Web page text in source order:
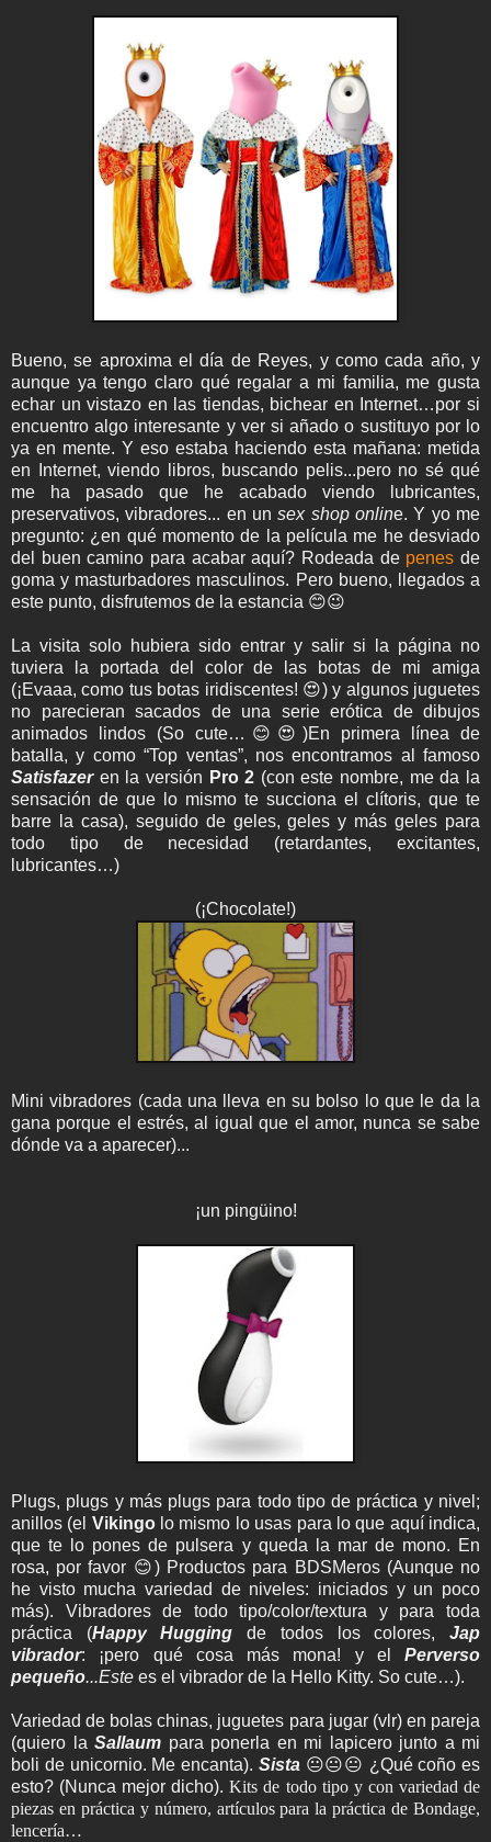
Bueno, se aproxima el día de Reyes, y como cada año, y
aunque ya tengo claro qué regalar a mi familia, me gusta
echar un vistazo en las tiendas, bichear en Internet…por si
encuentro algo interesante y ver si añado o sustituyo por lo
ya en mente. Y eso estaba haciendo esta mañana: metida
en Internet, viendo libros, buscando pelis...pero no sé qué
me ha pasado que he acabado viendo lubricantes,
preservativos, vibradores... en unsex shop online. Y yo me
pregunto: ¿en qué momento de la película me he desviado
del buen camino para acabar aquí? Rodeada de penes de
goma y masturbadores masculinos. Pero bueno, llegados a
este punto, disfrutemos de la estancia 😊😉
La visita solo hubiera sido entrar y salir si la página no
tuviera la portada del color de las botas de mi amiga
(¡Evaaa, como tus botas iridiscentes! 😍) y algunos juguetes
no parecieran sacados de una serie erótica de dibujos
animados lindos (So cute…😊😍)En primera línea de
batalla, y como “Top ventas”, nos encontramos al famoso
Satisfazeren la versión Pro 2 (con este nombre, me da la
sensación de que lo mismo te succiona el clítoris, que te
barre la casa), seguido de geles, geles y más geles para
todo tipo de necesidad (retardantes, excitantes,
lubricantes…)
(¡Chocolate!)
Mini vibradores (cada una lleva en su bolso lo que le da la
gana porque el estrés, al igual que el amor, nunca se sabe
dónde va a aparecer)...
¡un pingüino!
Plugs, plugs y más plugs para todo tipo de práctica y nivel;
anillos (el Vikingolo mismo lo usas para lo que aquí indica,
que te lo pones de pulsera y queda la mar de mono. En
rosa, por favor 😊) Productos para BDSMeros (Aunque no
he visto mucha variedad de niveles: iniciados y un poco
más). Vibradores de todo tipo/color/textura y para toda
práctica (Happy Hugging de todos los colores,Jap
vibrador: ¡pero qué cosa más mona! y el Perverso
pequeño...Este es el vibrador de la Hello Kitty. So cute…).
Variedad de bolas chinas, juguetes para jugar (vlr) en pareja
(quiero la Sallaum para ponerla en mi lapicero junto a mi
boli de unicornio. Me encanta). Sista😐😐😐 ¿Qué coño es
esto? (Nunca mejor dicho).Kits de todo tipo y con variedad de
piezas en práctica y número, artículos para la práctica de Bondage,
lencería…